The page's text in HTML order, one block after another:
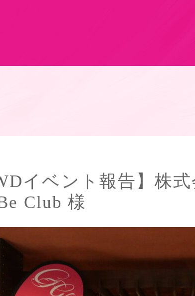
イベント報告】株
Club 様